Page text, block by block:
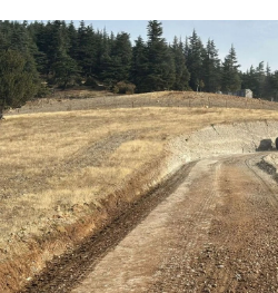
EĞİTİM
BÖLGE
KEŞFET
POPÜLER
DÜNYA